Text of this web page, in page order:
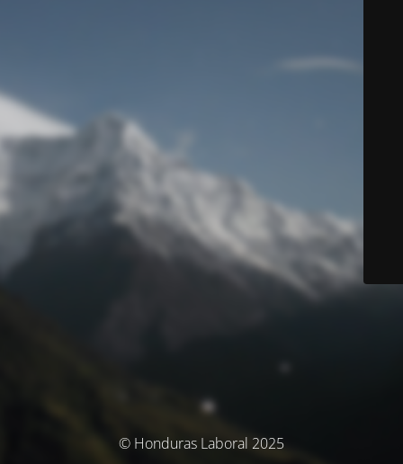
© Honduras Laboral 2025